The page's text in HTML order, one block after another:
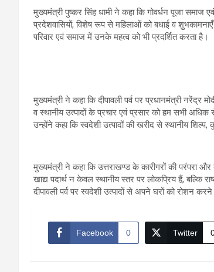
मुख्यमंत्री पुष्कर सिंह धामी ने कहा कि गोवर्धन पूजा
प्रदेशवासियों, विशेष रूप से महिलाओं को बधाई व
परिवार एवं समाज में उनके महत्व को भी प्रदर्शित करता है।
मुख्यमंत्री ने कहा कि दीपावली पर्व पर प्रधानमंत्री
व स्थानीय उत्पादों के प्रचार एवं प्रसार को हम सभी
उन्होंने कहा कि स्वदेशी उत्पादों की खरीद से स्थानीय शिल्प,
मुख्यमंत्री ने कहा कि उत्तराखण्ड के कारीगरों की परंपरा
खाद्य पदार्थ न केवल स्थानीय स्तर पर लोकप्रिय हैं, बल्कि
दीपावली पर्व पर स्वदेशी उत्पादों से अपने घरों को रोशन
Facebook 0 Twitter